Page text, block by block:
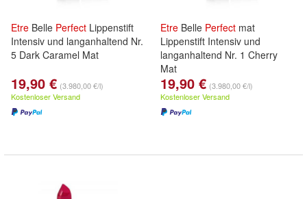
Etre Belle Perfect Lippenstift
Intensiv und langanhaltend Nr.
5 Dark Caramel Mat
19,90 € (3.980,00 €/l)
Kostenloser Versand
Etre Belle Perfect mat
Lippenstift Intensiv und
langanhaltend Nr. 1 Cherry
Mat
19,90 € (3.980,00 €/l)
Kostenloser Versand